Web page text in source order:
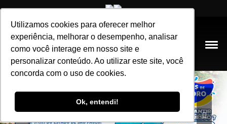
Utilizamos cookies para oferecer melhor
experiência, melhorar o desempenho, analisar
como você interage em nosso site e
personalizar conteúdo. Ao utilizar este site, você
concorda com o uso de cookies.
Ok, entendi!
Utilizamos cookies para oferecer melhor
experiência, melhorar o desempenho, analisar
como você interage em nosso site e
personalizar conteúdo. Ao utilizar este site, você
concorda com o uso de cookies.
Ok, entendi!